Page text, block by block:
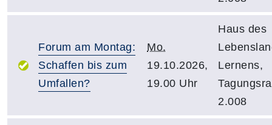
Forum am Montag:
Schaffen bis zum
Umfallen?
Mo.
19.10.2026,
19.00 Uhr
Haus des
Lernens,
2.008